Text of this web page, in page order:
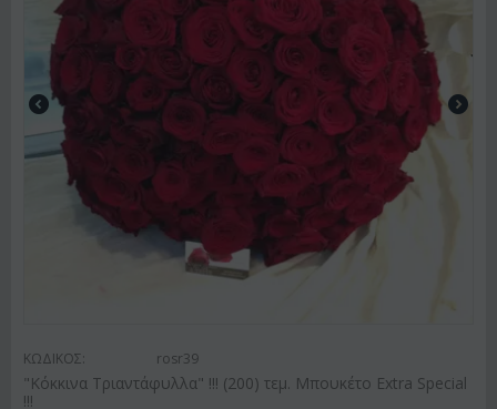
ΚΩΔΙΚΟΣ: rosr39
"Κόκκινα Τριαντάφυλλα" !!! (200) τεμ. Μπουκέτο Extra Special
!!!